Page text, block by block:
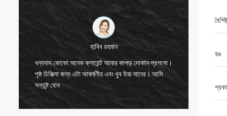
মার্কো গ্যাললেটি
আপনি সবসময় আমার জন্য একটি ভাল কাজ করেছেন! ক্রিসমাস
দোকান উইন্ডো প্রদর্শন আলমা আছে এসেছে। ইনস্টল করার
পরে, আমরা আপনাকে ছবি পাঠাবো। অনেক ধন্যবাদ.
রঙ